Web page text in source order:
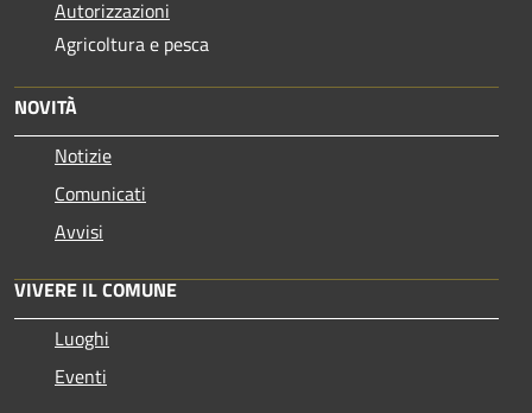
Autorizzazioni
Agricoltura e pesca
NOVITÀ
Notizie
Comunicati
Avvisi
VIVERE IL COMUNE
Luoghi
Eventi